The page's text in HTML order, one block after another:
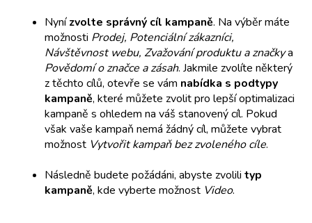
Nynízvolte správný cíl kampaně. Na výběr máte
možnosti Prodej, Potenciální zákazníci,
Návštěvnost webu, Zvažování produktu a značkya
Povědomí o značce a zásah. Jakmile zvolíte některý
z těchto cílů, otevře se vám nabídka s podtypy
kampaně, které můžete zvolit pro lepší optimalizaci
kampaně s ohledem na váš stanovený cíl. Pokud
však vaše kampaň nemá žádný cíl, můžete vybrat
možnost Vytvořit kampaň bez zvoleného cíle.
Následně budete požádáni, abyste zvolili typ
kampaně, kde vyberte možnost Video.